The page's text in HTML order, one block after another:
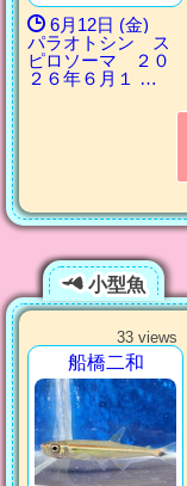
6月12日 (金)
パラオトシン ス
ピロソーマ ２０
２６年６月１ …
小型魚
33 views
船橋二和